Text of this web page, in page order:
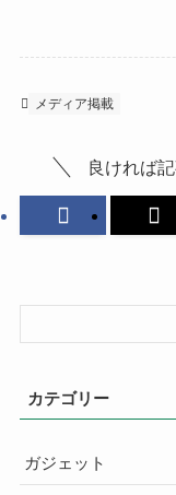
メディア掲載
良ければ
カテゴリー
ガジェット